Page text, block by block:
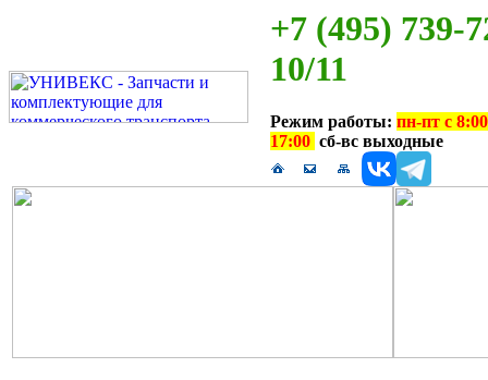
+7 (495) 739-
10/11
Режим работы: пн-пт с
17:00 сб-вс выходные